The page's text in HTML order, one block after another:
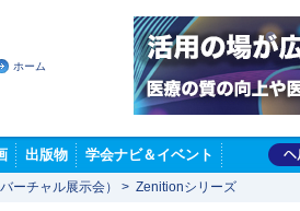
ホーム
出版物 学会ナビ＆イベント
ーチャル展示会） > Zenitionシリーズ